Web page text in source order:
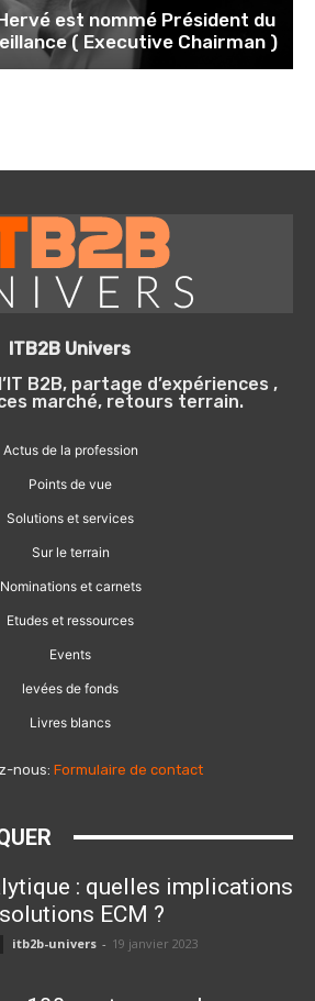
est nommé Président du
( Executive Chairman )
ITB2B Univers
B2B, partage d’expériences ,
marché, retours terrain.
Actus de la profession
Points de vue
Solutions et services
Sur le terrain
Nominations et carnets
Etudes et ressources
Events
levées de fonds
Livres blancs
nous: Formulaire de contact
: quelles implications
ECM ?
itb2b-univers - 19 janvier 2023